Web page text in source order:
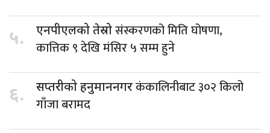
५. एनपीएलको तेस्रोसंस्करणको मिति घोषणा,
कात्तिक ९ देखि मंसिर ५ सम्म हुने
६. सप्तरीको हनुमाननगरकंकालिनीबाट ३०२ किलो
गाँजा बरामद